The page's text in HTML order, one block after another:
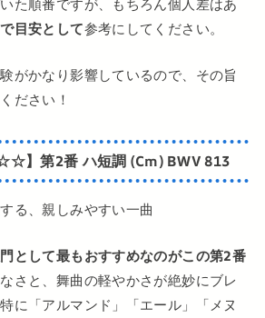
た順番ですが、もちろん個人差はあ
目安として参考にしてください。
がかなり影響しているので、その旨
ださい！
】第2番 ハ短調 (Cm) BWV 813
る、親しみやすい一曲
として最もおすすめなのがこの第2番
さと、舞曲の軽やかさが絶妙にブレ
に「アルマンド」「エール」「メヌ